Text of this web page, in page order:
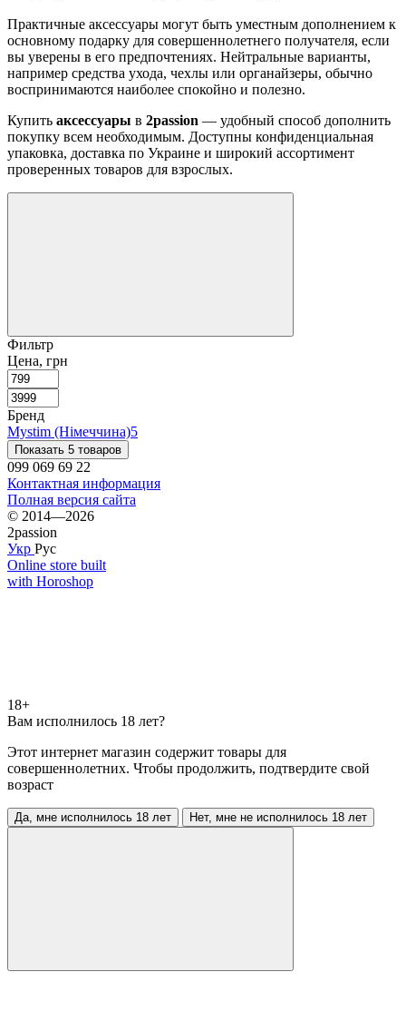
Практичные аксессуары могут быть уместным дополнением к
основному подарку для совершеннолетнего получателя, если
вы уверены в его предпочтениях. Нейтральные варианты,
например средства ухода, чехлы или органайзеры, обычно
воспринимаются наиболее спокойно и полезно.
Купить аксессуары в 2passion — удобный способ дополнить
покупку всем необходимым. Доступны конфиденциальная
упаковка, доставка по Украине и широкий ассортимент
проверенных товаров для взрослых.
Фильтр
Цена, грн
Бренд
Mystim (Німеччина)5
Показать 5 товаров
099 069 69 22
Контактная информация
Полная версия сайта
© 2014—2026
2passion
Укр Рус
Online store built
with Horoshop
18+
Вам исполнилось 18 лет?
Этот интернет магазин содержит товары для
совершеннолетних. Чтобы продолжить, подтвердите свой
возраст
Да, мне исполнилось 18 лет Нет, мне не исполнилось 18 лет